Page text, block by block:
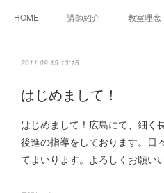
HOME 講師紹介 教室理念
ご相談・体験レッスンお申し込み
アクセス
2011.09.15 13:18
はじめまして！
はじめまして！広島にて、細く
後進の指導をしております。日
てまいります。よろしくお願い